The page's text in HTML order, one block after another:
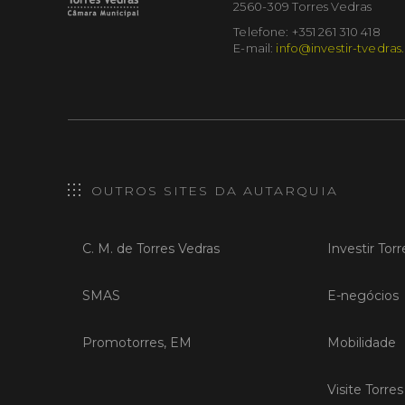
2560-309 Torres Vedras
Telefone: +351 261 310 418
E-mail: info@investir-
OUTROS SITES DA AUTARQUIA
C. M. de Torres Vedras
SMAS
Promotorres, EM
Investir
E-negócios
Mobilidade
Visite